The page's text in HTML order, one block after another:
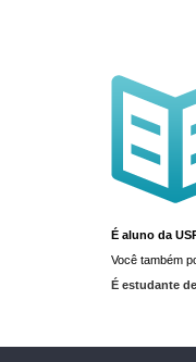
É aluno da
Você também
É estudante